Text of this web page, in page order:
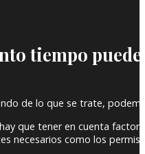
tiempo
de lo que se trate,
que tener en cuenta
necesarios como los